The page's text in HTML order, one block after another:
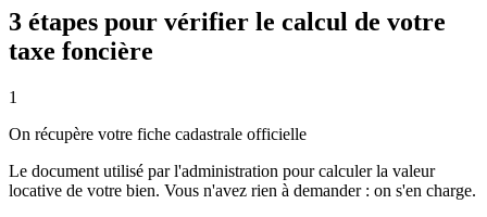
3 étapes pour vérifier le calcul de votre
taxe foncière
1
On récupère votre fiche cadastrale officielle
Le document utilisé par l'administration pour calculer la valeur
locative de votre bien. Vous n'avez rien à demander : on s'en charge.